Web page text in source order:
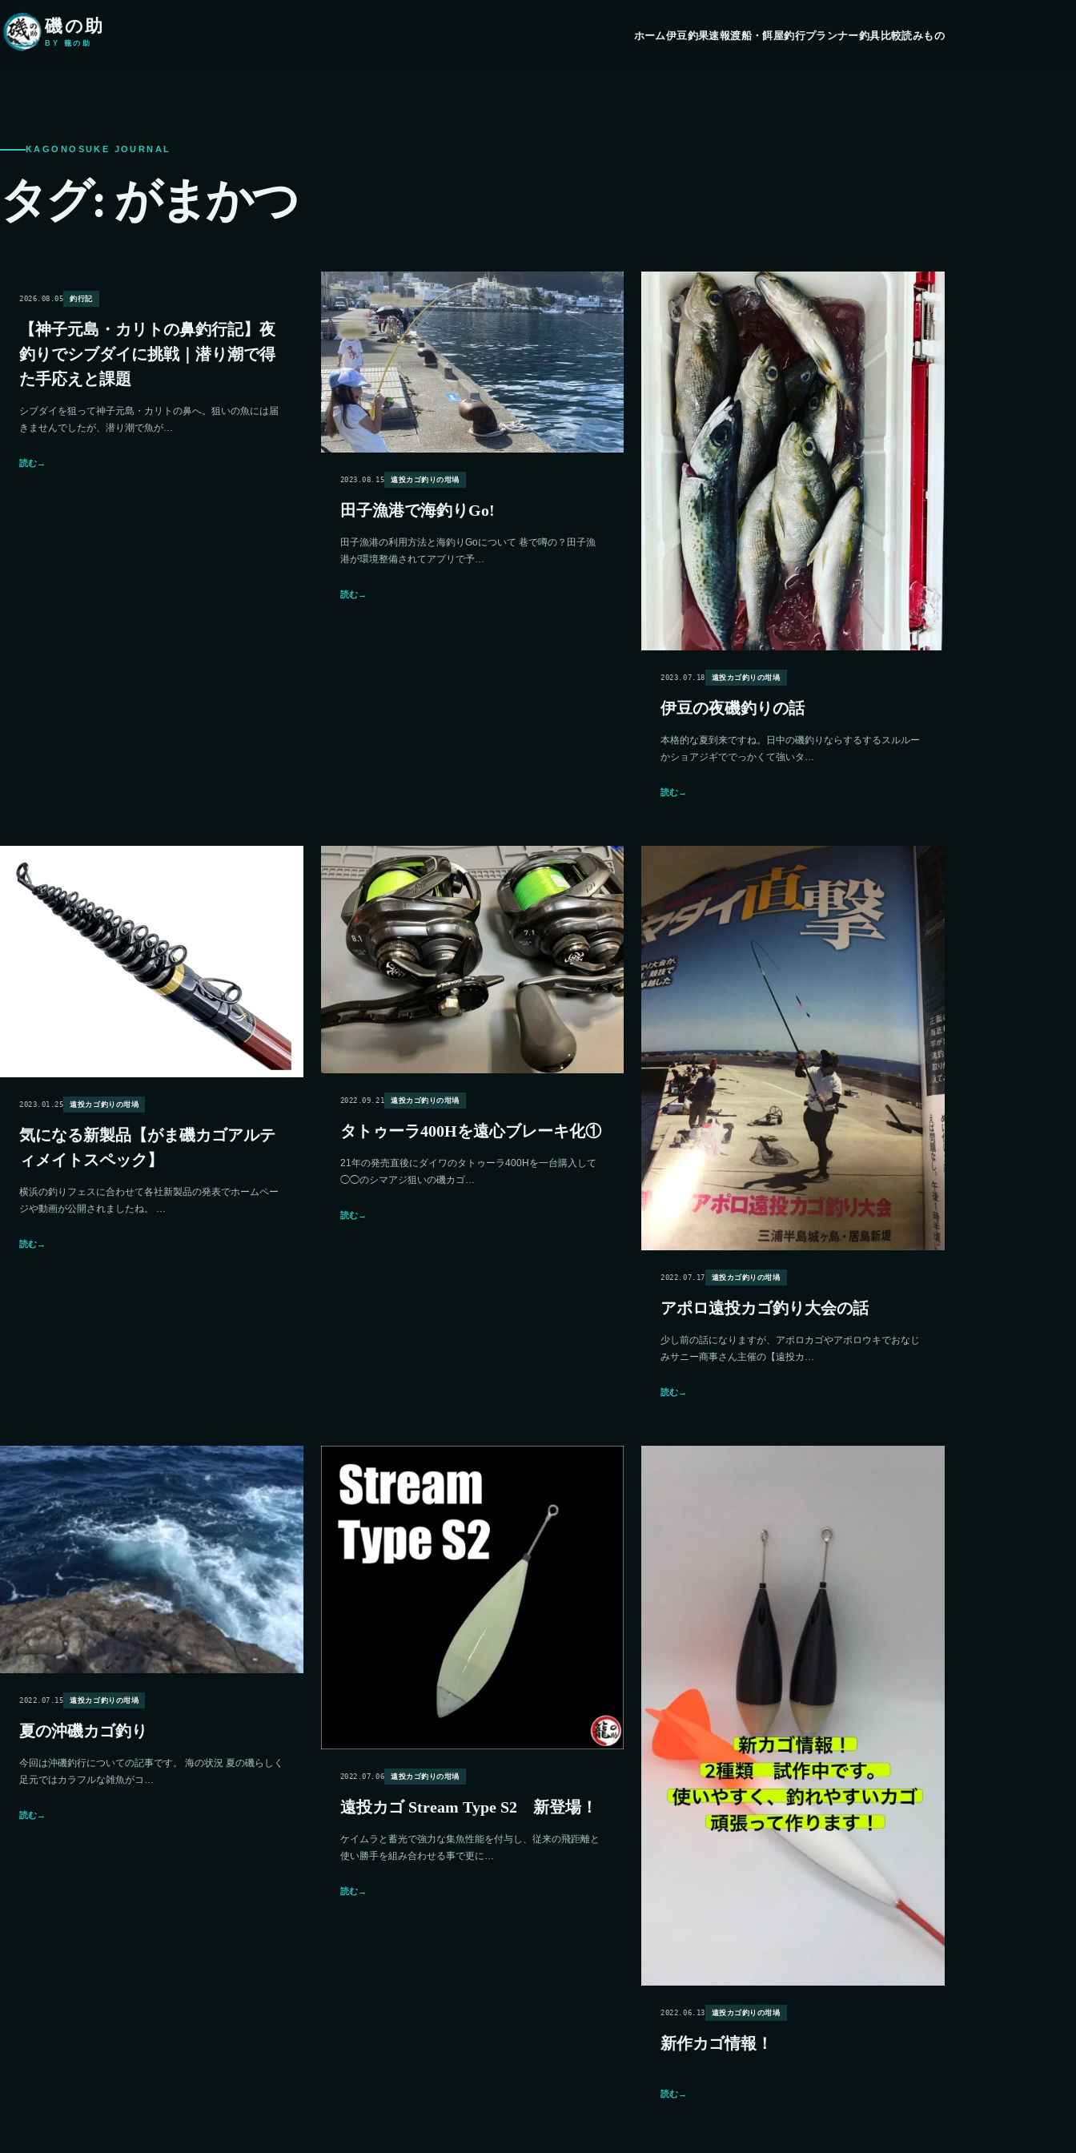
本文へ移動
磯の助
BY 籠の助
ホーム伊豆釣果速報渡船・餌屋釣行プランナー釣具比較読みもの
KAGONOSUKE JOURNAL
タグ: がまかつ
2026.08.05 釣行記
【神子元島・カリトの鼻釣行記】夜
釣りでシブダイに挑戦｜潜り潮で得
た手応えと課題
シブダイを狙って神子元島・カリトの鼻へ。狙いの魚には届
きませんでしたが、潜り潮で魚が…
読む→
2023.08.15 遠投カゴ釣りの坩堝
田子漁港で海釣りGo!
田子漁港の利用方法と海釣りGoについて 巷で噂の？田子漁
港が環境整備されてアプリで予…
読む→
2023.07.18 遠投カゴ釣りの坩堝
伊豆の夜磯釣りの話
本格的な夏到来ですね。日中の磯釣りならするするスルルー
かショアジギででっかくて強いタ…
読む→
2023.01.25 遠投カゴ釣りの坩堝
気になる新製品【がま磯カゴアルテ
ィメイトスペック】
横浜の釣りフェスに合わせて各社新製品の発表でホームペー
ジや動画が公開されましたね。 …
読む→
2022.09.21 遠投カゴ釣りの坩堝
タトゥーラ400Hを遠心ブレーキ化①
21年の発売直後にダイワのタトゥーラ400Hを一台購入して
◯◯のシマアジ狙いの磯カゴ…
読む→
2022.07.17 遠投カゴ釣りの坩堝
アポロ遠投カゴ釣り大会の話
少し前の話になりますが、アポロカゴやアポロウキでおなじ
みサニー商事さん主催の【遠投カ…
読む→
2022.07.15 遠投カゴ釣りの坩堝
夏の沖磯カゴ釣り
今回は沖磯釣行についての記事です。 海の状況 夏の磯らしく
足元ではカラフルな雑魚がコ…
読む→
2022.07.06 遠投カゴ釣りの坩堝
遠投カゴ Stream Type S2 新登場！
ケイムラと蓄光で強力な集魚性能を付与し、従来の飛距離と
使い勝手を組み合わせる事で更に…
読む→
2022.06.13 遠投カゴ釣りの坩堝
新作カゴ情報！
読む→